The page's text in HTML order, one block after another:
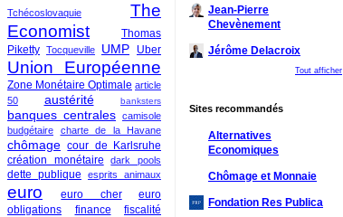
Tchécoslovaquie
The
Economist
Thomas
Piketty Tocqueville UMP Uber
Union Européenne
Zone Monétaire Optimale article
50
austérité banksters
banques centrales camisole
budgétaire
charte de la Havane
chômage cour de Karlsruhe
création monétaire
dark pools
dette publique esprits animaux
euro euro cher
euro
obligations
finance fiscalité
Jean-Pierre
Chevènement
Jérôme Delacroix
Tout afficher
Sites recommandés
Alternatives
Economiques
Chômage et Monnaie
Fondation Res Publica